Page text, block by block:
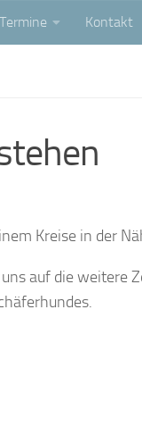
Termine Kontakt
Kreise in der
auf die weitere